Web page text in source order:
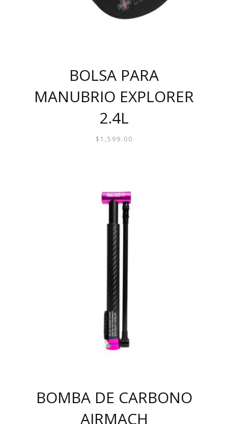
BOLSA PARA
MANUBRIO EXPLORER
2.4L
$ 1,599.00
BOMBA DE CARBONO
AIRMACH